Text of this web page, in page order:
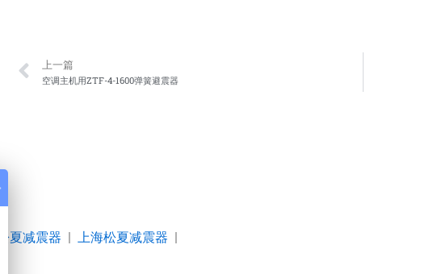
Prev
上一篇
空调主机用ZTF-4-1600弹簧避震器
松夏减震器 上海松夏减震器